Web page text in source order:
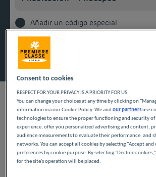
Añadir un código especial
NUESTROS
PRECIOS BAJOS
PRÉVESSIN-
Consent to cookies
RESPECT FOR YOUR PRIVACY IS A PRIORITY FOR US
You can change your choices at any time by clicking on
information via our Cookie Policy. We andour partnersuse
technologies to ensure the proper functioning and security
experience, offer you personalized advertising and content,
audience measurements to evaluate their performance, and
networks. You can accept all cookies by selecting "Accept and
preferences by cookie purpose. By selecting "Decline
for the site's operation will be placed.